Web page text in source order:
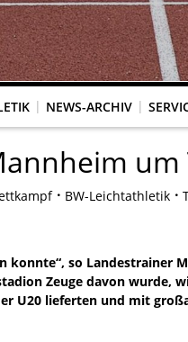
NEWS-ARCHIV
um
BW-Leichtathletik
konnte“, so
Zeuge davon wurde,
U20 lieferten und mit